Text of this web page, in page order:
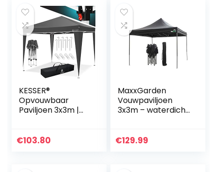
KESSER®
Opvouwbaar
Paviljoen 3x3m |
Stabiel Waterdicht
€103.80
MaxxGarden
Vouwpaviljoen
3x3m – waterdicht
bescherming 50+
€129.99